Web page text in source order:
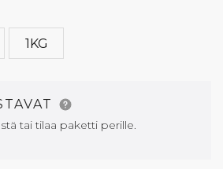
1KG
tai tilaa paketti perille.